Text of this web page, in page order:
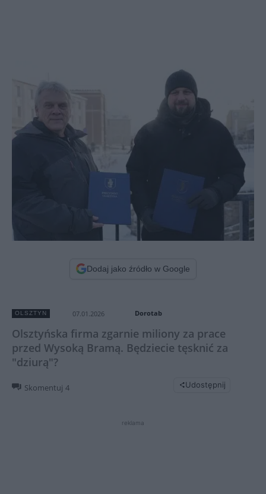
Dodaj jako źródło w Google
OLSZTYN 07.01.2026 Dorotab
Olsztyńska firma zgarnie miliony za prace
przed Wysoką Bramą. Będziecie tęsknić za
"dziurą"?
Skomentuj 4 Udostępnij
reklama